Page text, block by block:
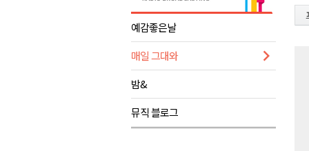
오늘 극한폭염 계속..낮 최고 ‘
썩고, 무르고..농산물 피해 속출
강릉시, 민선9기 21개 읍면동
양구군, 원주환경청에 비점오
<강원랜드> 관광객이 인구 3
예감좋은날
매일 그대와
밤&
뮤직 블로그